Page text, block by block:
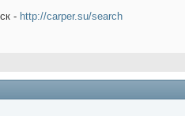
- http://carper.su/search